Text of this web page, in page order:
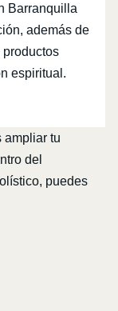
Barranquilla
además de
productos
espiritual.
ampliar tu
del
puedes